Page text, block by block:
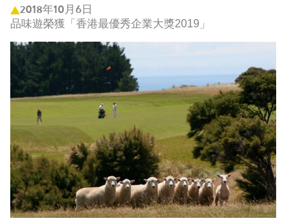
2018年10月6日
品味遊榮獲「香港最優秀企業大獎2019」